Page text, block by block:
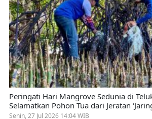
Peringati Hari Mangrove Sedunia di
Selamatkan Pohon Tua dari Jeratan
Senin, 27 Jul 2026 14:04 WIB